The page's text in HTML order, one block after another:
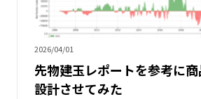
2026/04/01
先物建玉レポートを参考に
設計させてみた